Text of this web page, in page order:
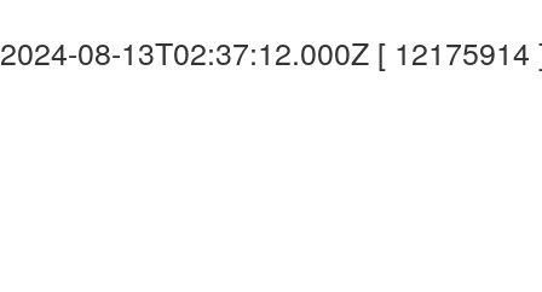
2024-08-13T02:37:12.000Z [ 12175914